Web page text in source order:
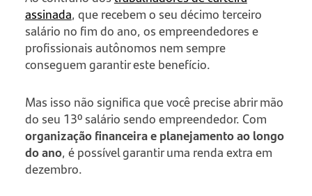
assinada, que recebem o seu décimo terceiro
salário no fim do ano, os empreendedores e
profissionais autônomos nem sempre
conseguem garantir este benefício.
Mas isso não significa que você precise abrir mão
do seu 13º salário sendo empreendedor. Com
organização financeira e planejamento ao longo
do ano, é possível garantir uma renda extra em
dezembro.